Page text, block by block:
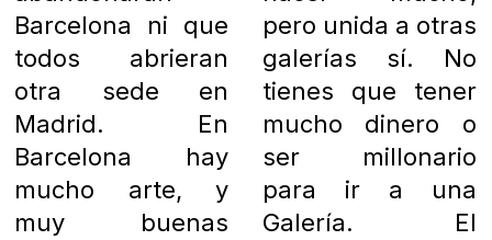
Barcelona ni que
todos abrieran
otra sede en
Madrid. En
Barcelona hay
mucho arte, y
muy buenas
pero unida a otras
galerías sí. No
tienes que tener
mucho dinero o
ser millonario
para ir a una
Galería. El